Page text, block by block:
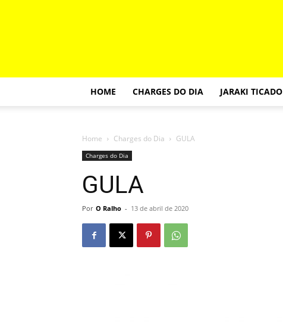
HOME CHARGES DO DIA JARAKI TICADO
Home Charges do Dia GULA
Charges do Dia
GULA
Por O Ralho - 13 de abril de 2020